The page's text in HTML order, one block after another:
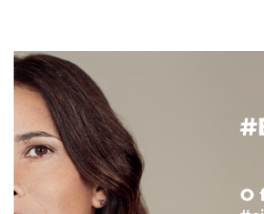
Sabia que em Portugal as mulheres
menos 14,8% do que os homens? O
homens e mulheres diminuiu mas as
continuam a ganhar menos do que
média, menos 14,8%!